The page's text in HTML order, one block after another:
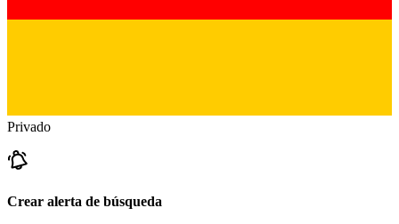
Privado
Crear alerta de búsqueda